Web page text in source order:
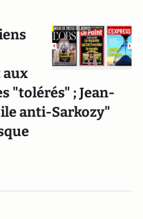
aux
"tolérés" ; Jean-
anti-Sarkozy"